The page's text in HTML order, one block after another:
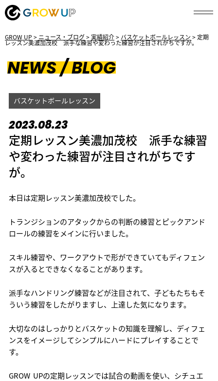
GROW UP > ニュース・ブログ>実績紹介> バスケットボールレッスン > 定期
レッスン美濃加茂校 派手な練習や変わった練習が注目されがちですが。
NEWS / BLOG
バスケットボールレッスン
2023.08.23
定期レッスン美濃加茂校 派手な練習
や変わった練習が注目されがちです
が。
本日は定期レッスン美濃加茂校でした。
トランジションのアタックからの判断の練習とピックアンド
ロールの練習をメインに行いました。
スキル練習や、ワークアウトで形ができていてもディフェン
スが入るとできなくなることがあります。
派手なハンドリング練習などが注目されて、子どもたちもそ
ういう練習をしたがりますし、上達した気になります。
大切なのはしっかりとバスケットの知識を理解し、ディフェ
ンスをイメージしてシンプルにハードにプレイすることで
す。
GROW UPの定期レッスンでは試合の動画を使い、シチュエ